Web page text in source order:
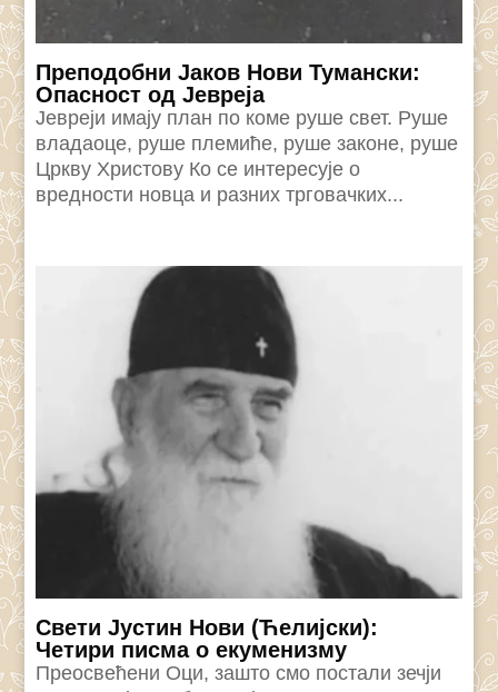
Преподобни Јаков Нови Тумански:
Опасност од Јевреја
Јевреји имају план по коме руше свет. Руше
владаоце, руше племиће, руше законе, руше
Цркву Христову Ко се интересује о
вредности новца и разних трговачких...
Свети Јустин Нови (Ћелијски):
Четири писма о екуменизму
Преосвећени Оци, зашто смо постали зечји